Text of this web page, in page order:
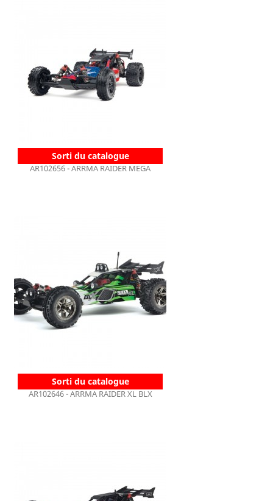
Sorti du catalogue
AR102656 - ARRMA RAIDER MEGA
Sorti du catalogue
AR102646 - ARRMA RAIDER XL BLX